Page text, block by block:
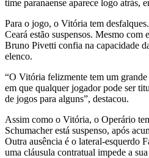
time paranaense aparece logo atrás,
Para o jogo, o Vitória tem
Ceará estão suspensos. Mesmo com
Bruno Pivetti confia na capacidade
elenco.
“O Vitória felizmente tem um
em que qualquer jogador pode ser
de jogos para alguns”, destacou.
Assim como o Vitória, o Operário
Schumacher está suspenso, após
Outra ausência é o lateral-esquerdo
uma cláusula contratual impede a sua